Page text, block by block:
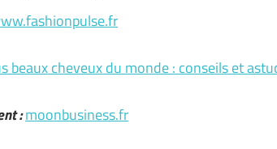
beaux cheveux du monde : conseils et
:moonbusiness.fr